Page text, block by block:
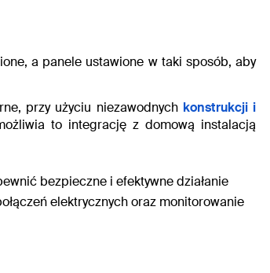
, a panele ustawione w taki sposób, aby
przy użyciu niezawodnych konstrukcji i
to integrację z domową instalacją
bezpieczne i efektywne działanie
elektrycznych oraz monitorowanie